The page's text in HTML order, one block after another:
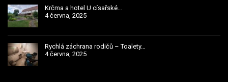
Krčma a hotel U císařské…
4 června, 2025
Rychlá záchrana rodičů – Toalety…
4 června, 2025